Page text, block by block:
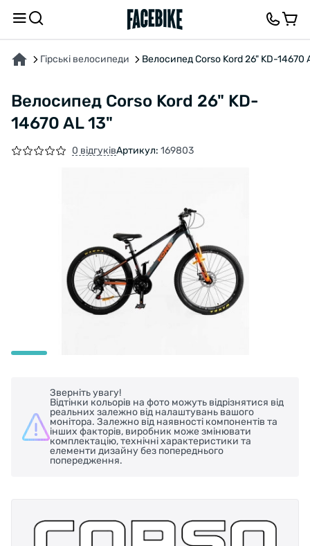
Гірські велосипеди Велоcипед Corso Kord 26" KD-14670
Велоcипед Corso Kord 26" KD-
14670 AL 13"
0 відгуківАртикул: 169803
Зверніть увагу!
Відтінки кольорів на фото можуть відрізнятися від
реальних залежно від налаштувань вашого
монітора. Залежно від наявності компонентів та
інших факторів, виробник може змінювати
комплектацію, технічні характеристики та
елементи дизайну без попереднього
попередження.
ПРО ТОВАР ХАРАКТЕРИСТИКИВІДГУКИ ТА ЗАПИТАННЯ